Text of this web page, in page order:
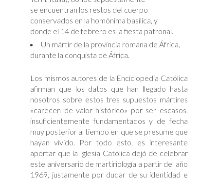
se encuentran los restos del cuerpo
conservados en la homónima basílica, y
donde el 14 de febrero es la fiesta patronal.
Un mártir de la provincia romana de África,
durante la conquista de África.
Los mismos autores de la Enciclopedia Católica
afirman que los datos que han llegado hasta
nosotros sobre estos tres supuestos mártires
«carecen de valor histórico» por ser escasos,
insuficientemente fundamentados y de fecha
muy posterior al tiempo en que se presume que
hayan vivido. Por todo esto, es interesante
aportar que la Iglesia Católica dejó de celebrar
este aniversario de martiriología a partir del año
1969, justamente por dudar de su identidad e